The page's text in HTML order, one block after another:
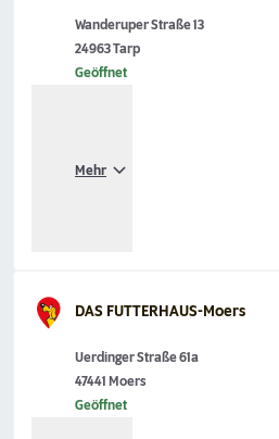
Wanderuper Straße 13
24963 Tarp
Geöffnet
Mehr
DAS FUTTERHAUS-Moers
Uerdinger Straße 61a
47441 Moers
Geöffnet